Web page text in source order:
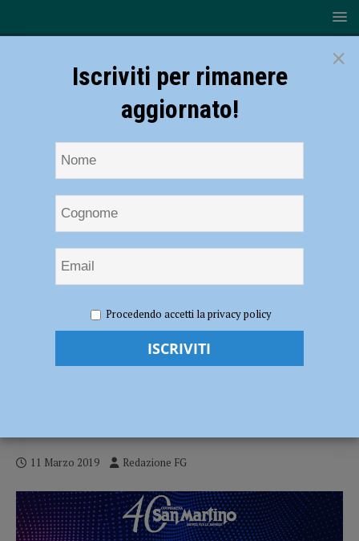
un bosco a Morfasso, vigili del fuoco al lavoro. Stato di attenzione dal
12 al 26 marzo
Incendio in un bosco a Morfasso, vigili
11 Marzo 2019 Redazione FG
×
Iscriviti per rimanere
aggiornato!
Procedendo accetti la privacy policy